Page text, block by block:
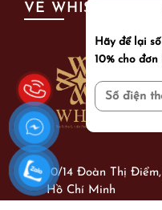
VỀ WHIS
10/14 Đoàn Thị
Hồ Chí Minh
Hãy để lại
10% cho